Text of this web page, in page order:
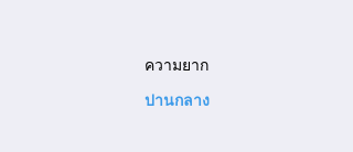
ความยาก
ปานกลาง